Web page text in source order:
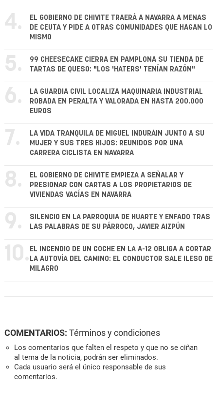
4.
EL GOBIERNO DE CHIVITE TRAERÁ A NAVARRA A MENAS
DE CEUTA Y PIDE A OTRAS COMUNIDADES QUE HAGAN LO
MISMO
5.
99 CHEESECAKE CIERRA EN PAMPLONA SU TIENDA DE
TARTAS DE QUESO: "LOS 'HATERS' TENÍAN RAZÓN"
6.
LA GUARDIA CIVIL LOCALIZA MAQUINARIA INDUSTRIAL
ROBADA EN PERALTA Y VALORADA EN HASTA 200.000
EUROS
7.
LA VIDA TRANQUILA DE MIGUEL INDURÁIN JUNTO A SU
MUJER Y SUS TRES HIJOS: REUNIDOS POR UNA
CARRERA CICLISTA EN NAVARRA
8.
EL GOBIERNO DE CHIVITE EMPIEZA A SEÑALAR Y
PRESIONAR CON CARTAS A LOS PROPIETARIOS DE
VIVIENDAS VACÍAS EN NAVARRA
9.
SILENCIO EN LA PARROQUIA DE HUARTE Y ENFADO TRAS
LAS PALABRAS DE SU PÁRROCO, JAVIER AIZPÚN
10. EL INCENDIO DE UN COCHE EN LA A-12 OBLIGA A CORTAR
LA AUTOVÍA DEL CAMINO: EL CONDUCTOR SALE ILESO DE
MILAGRO
COMENTARIOS: Términos y condiciones
Los comentarios que falten el respeto y que no se ciñan
al tema de la noticia, podrán ser eliminados.
Cada usuario será el único responsable de sus
comentarios.